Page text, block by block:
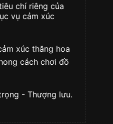
chí riêng của
vụ cảm xúc
xúc thăng hoa
cách chơi đồ
- Thượng lưu.